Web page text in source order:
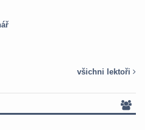
všichni lektoři